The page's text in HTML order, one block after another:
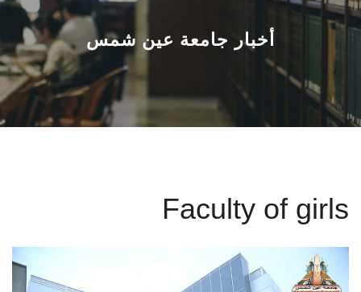
القطاعـات
الشئون الأكاديمية
البحث العلمي
الأنظمة الذكية
أخبار جامعة عين شمس
Faculty of girls